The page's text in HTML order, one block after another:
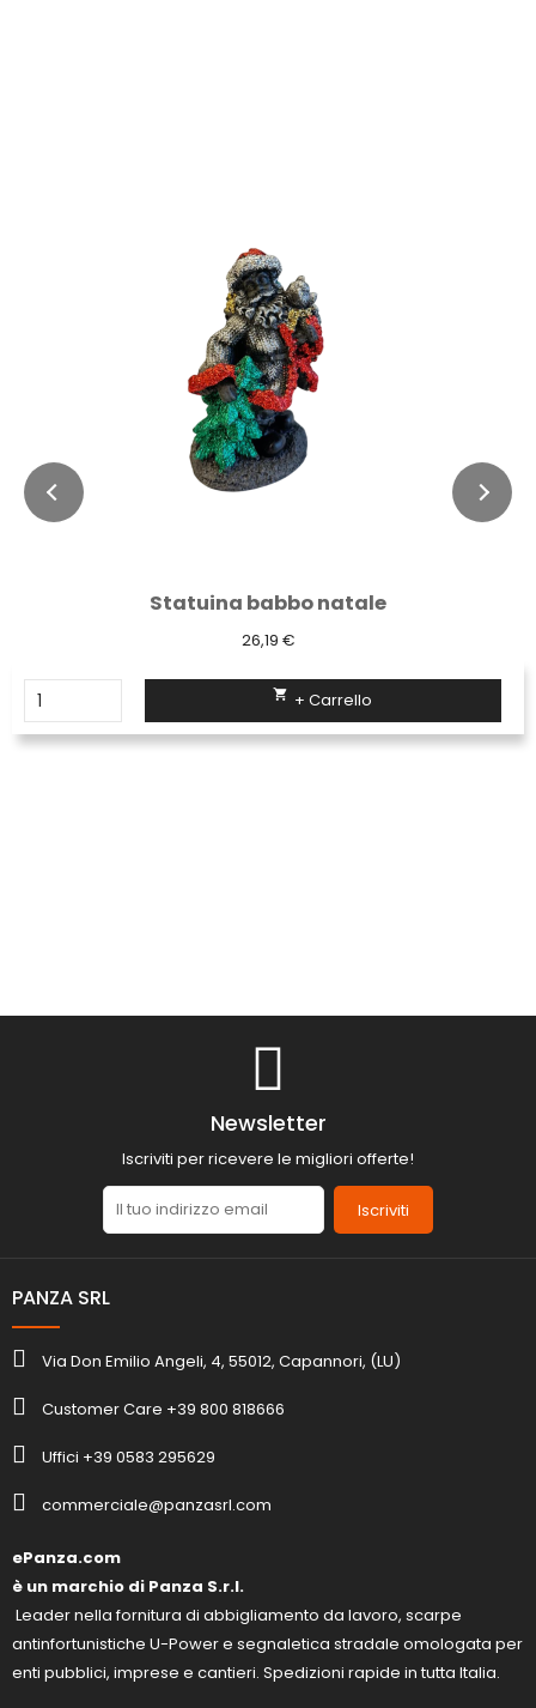
Statuina babbo natale
26,19 €
 + Carrello
Newsletter
Iscriviti per ricevere le migliori offerte!
Iscriviti
PANZA SRL
Via Don Emilio Angeli, 4, 55012, Capannori, (LU)
Customer Care +39 800 818666
Uffici +39 0583 295629
commerciale@panzasrl.com
ePanza.com
è un marchio di Panza S.r.l.
Leader nella fornitura di abbigliamento da lavoro, scarpe
antinfortunistiche U-Power e segnaletica stradale omologata per
enti pubblici, imprese e cantieri. Spedizioni rapide in tutta Italia.